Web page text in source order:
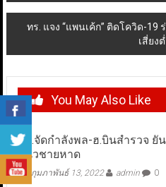
ทร. แจง “แพนเค้ก” ติดโควิด-19
เสี่ยง
You May Also Like
ทร.จัดกำลังพล-ฮ.บินสำรวจ ยั
แนวชายหาด
กุมภาพันธ์ 13, 2022 admin 0